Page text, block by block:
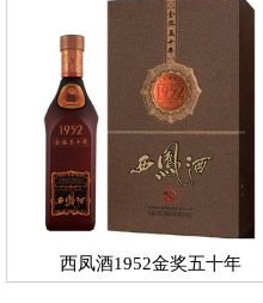
西凤酒1952金奖五十年